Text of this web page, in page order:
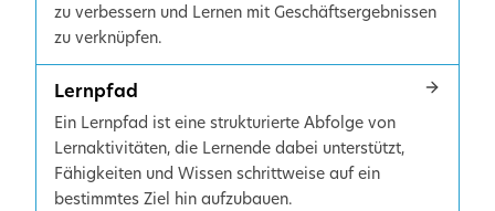
zu verbessern und Lernen mit Geschäftsergebnissen
zu verknüpfen.
Lernpfad
Ein Lernpfad ist eine strukturierte Abfolge von
Lernaktivitäten, die Lernende dabei unterstützt,
Fähigkeiten und Wissen schrittweise auf ein
bestimmtes Ziel hin aufzubauen.